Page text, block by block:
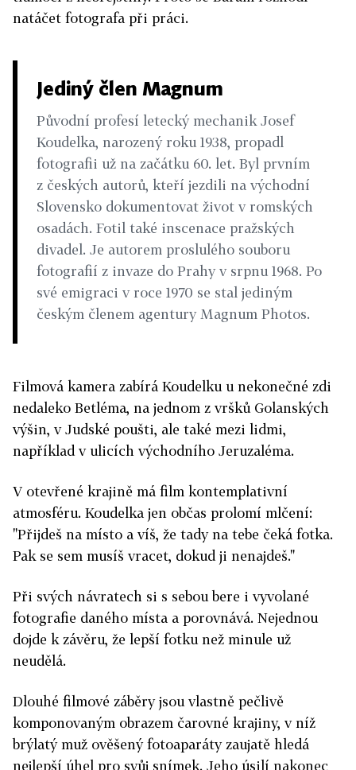
natáčet fotografa při práci.
Jediný člen Magnum
Původní profesí letecký mechanik Josef
Koudelka, narozený roku 1938, propadl
fotografii už na začátku 60. let. Byl prvním
z českých autorů, kteří jezdili na východní
Slovensko dokumentovat život v romských
osadách. Fotil také inscenace pražských
divadel. Je autorem proslulého souboru
fotografií z invaze do Prahy v srpnu 1968. Po
své emigraci v roce 1970 se stal jediným
českým členem agentury Magnum Photos.
Filmová kamera zabírá Koudelku u nekonečné zdi
nedaleko Betléma, na jednom z vršků Golanských
výšin, v Judské poušti, ale také mezi lidmi,
například v ulicích východního Jeruzaléma.
V otevřené krajině má film kontemplativní
atmosféru. Koudelka jen občas prolomí mlčení:
"Přijdeš na místo a víš, že tady na tebe čeká fotka.
Pak se sem musíš vracet, dokud ji nenajdeš."
Při svých návratech si s sebou bere i vyvolané
fotografie daného místa a porovnává. Nejednou
dojde k závěru, že lepší fotku než minule už
neudělá.
Dlouhé filmové záběry jsou vlastně pečlivě
komponovaným obrazem čarovné krajiny, v níž
brýlatý muž ověšený fotoaparáty zaujatě hledá
nejlepší úhel pro svůj snímek. Jeho úsilí nakonec